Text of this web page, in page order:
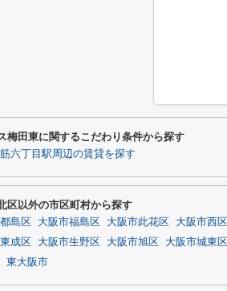
梅田東に関するこだわり条件から探す
六丁目駅周辺の賃貸を探す
区以外の市区町村から探す
島区 大阪市福島区 大阪市此花区 大阪市西区
成区
大阪市生野区 大阪市旭区 大阪市城東区
東大阪市